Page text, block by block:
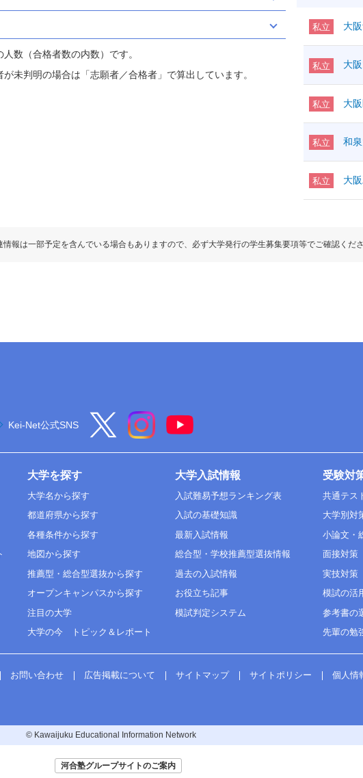
数（合格者数の内数）です。
未判明の場合は「志願者／合格者」で算出しています。
私立 大
私立 大
私立 大
私立 和
私立 大
報は一部予定を含んでいる場合もありますので、必ず大学発行の学生募集要項等でご確認くださ
Kei-Net公式SNS
大学を探す
大学名から探す
都道府県から探す
各種条件から探す
地図から探す
推薦型・総合型選抜から探す
オープンキャンパスから探す
注目の大学
大学の今 トピック＆レポート
大学入試情報
入試難易予想ランキング表
入試の基礎知識
最新入試情報
総合型・学校推薦型選抜情報
過去の入試情報
お役立ち記事
模試判定システム
受験対
共通テス
大学別対
小論文・
面接対策
実技対策
模試の活
参考書の
先輩の勉
お問い合わせ 広告掲載について サイトマップ サイトポリシー 個人情
© Kawaijuku Educational Information Network
河合塾グループサイトのご案内